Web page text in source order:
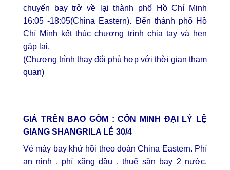
chuyến bay trở về lại thành phố Hồ Chí Minh
16:05 -18:05(China Eastern). Đến thành phố Hồ
Chí Minh kết thúc chương trình chia tay và hẹn
gặp lại.
(Chương trình thay đổi phù hợp với thời gian tham
quan)
GIÁ TRÊN BAO GỒM :CÔN MINH ĐẠI LÝ LỆ
GIANG SHANGRILA LỄ 30/4
Vé máy bay khứ hồi theo đoàn China Eastern. Phí
an ninh , phí xăng dầu , thuế sân bay 2 nước.